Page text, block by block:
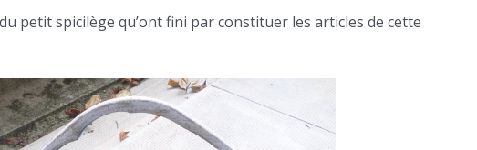
petit spicilège qu’ont fini par constituer les articles de cette